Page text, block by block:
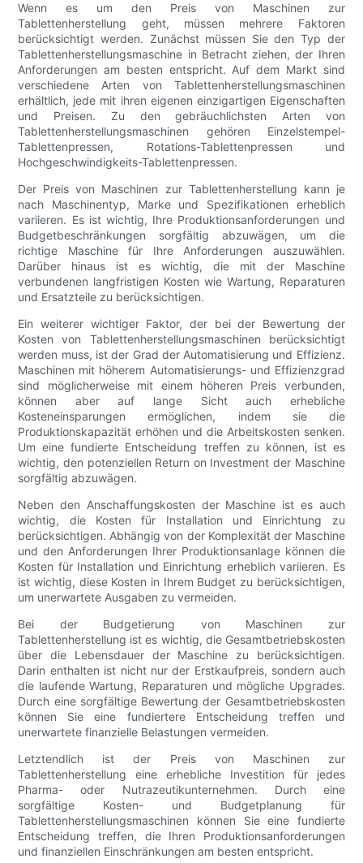
Wenn es um den Preis von Maschinen zur
Tablettenherstellung geht, müssen mehrere Faktoren
berücksichtigt werden. Zunächst müssen Sie den Typ der
Tablettenherstellungsmaschine in Betracht ziehen, der Ihren
Anforderungen am besten entspricht. Auf dem Markt sind
verschiedene Arten von Tablettenherstellungsmaschinen
erhältlich, jede mit ihren eigenen einzigartigen Eigenschaften
und Preisen. Zu den gebräuchlichsten Arten von
Tablettenherstellungsmaschinen gehören Einzelstempel-
Tablettenpressen, Rotations-Tablettenpressen und
Hochgeschwindigkeits-Tablettenpressen.
Der Preis von Maschinen zur Tablettenherstellung kann je
nach Maschinentyp, Marke und Spezifikationen erheblich
variieren. Es ist wichtig, Ihre Produktionsanforderungen und
Budgetbeschränkungen sorgfältig abzuwägen, um die
richtige Maschine für Ihre Anforderungen auszuwählen.
Darüber hinaus ist es wichtig, die mit der Maschine
verbundenen langfristigen Kosten wie Wartung, Reparaturen
und Ersatzteile zu berücksichtigen.
Ein weiterer wichtiger Faktor, der bei der Bewertung der
Kosten von Tablettenherstellungsmaschinen berücksichtigt
werden muss, ist der Grad der Automatisierung und Effizienz.
Maschinen mit höherem Automatisierungs- und Effizienzgrad
sind möglicherweise mit einem höheren Preis verbunden,
können aber auf lange Sicht auch erhebliche
Kosteneinsparungen ermöglichen, indem sie die
Produktionskapazität erhöhen und die Arbeitskosten senken.
Um eine fundierte Entscheidung treffen zu können, ist es
wichtig, den potenziellen Return on Investment der Maschine
sorgfältig abzuwägen.
Neben den Anschaffungskosten der Maschine ist es auch
wichtig, die Kosten für Installation und Einrichtung zu
berücksichtigen. Abhängig von der Komplexität der Maschine
und den Anforderungen Ihrer Produktionsanlage können die
Kosten für Installation und Einrichtung erheblich variieren. Es
ist wichtig, diese Kosten in Ihrem Budget zu berücksichtigen,
um unerwartete Ausgaben zu vermeiden.
Bei der Budgetierung von Maschinen zur
Tablettenherstellung ist es wichtig, die Gesamtbetriebskosten
über die Lebensdauer der Maschine zu berücksichtigen.
Darin enthalten ist nicht nur der Erstkaufpreis, sondern auch
die laufende Wartung, Reparaturen und mögliche Upgrades.
Durch eine sorgfältige Bewertung der Gesamtbetriebskosten
können Sie eine fundiertere Entscheidung treffen und
unerwartete finanzielle Belastungen vermeiden.
Letztendlich ist der Preis von Maschinen zur
Tablettenherstellung eine erhebliche Investition für jedes
Pharma- oder Nutrazeutikunternehmen. Durch eine
sorgfältige Kosten- und Budgetplanung für
Tablettenherstellungsmaschinen können Sie eine fundierte
Entscheidung treffen, die Ihren Produktionsanforderungen
und finanziellen Einschränkungen am besten entspricht.